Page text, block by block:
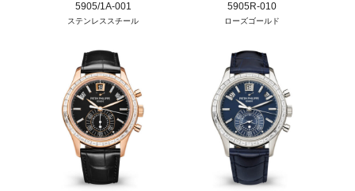
5905/1A-001
ステンレススチール
5905R-010
ローズゴールド